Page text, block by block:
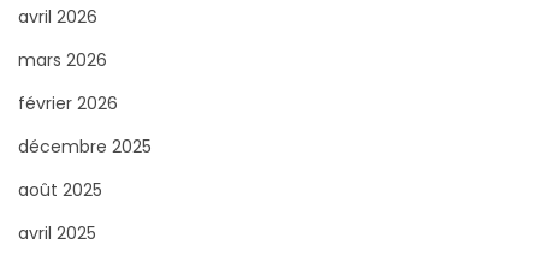
r
p
o
avril 2026
mars 2026
février 2026
décembre 2025
août 2025
avril 2025